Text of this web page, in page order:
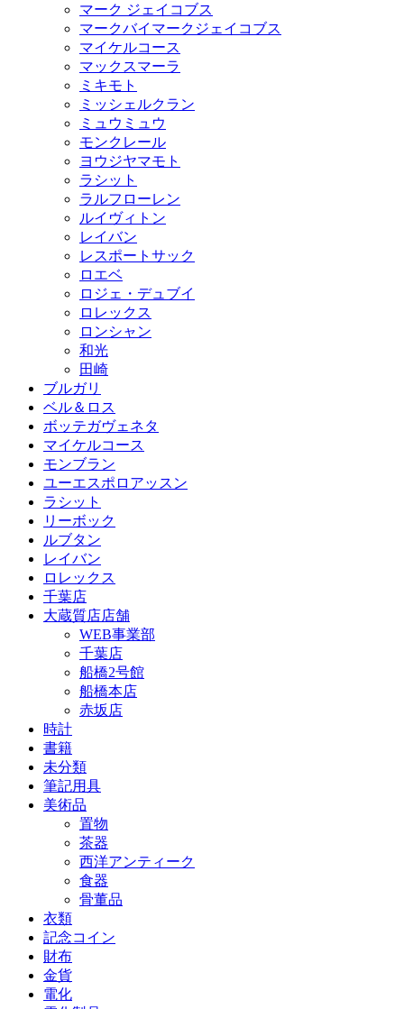
マーク ジェイコブス
マークバイマークジェイコブス
マイケルコース
マックスマーラ
ミキモト
ミッシェルクラン
ミュウミュウ
モンクレール
ヨウジヤマモト
ラシット
ラルフローレン
ルイヴィトン
レイバン
レスポートサック
ロエベ
ロジェ・デュブイ
ロレックス
ロンシャン
和光
田崎
ブルガリ
ベル＆ロス
ボッテガヴェネタ
マイケルコース
モンブラン
ユーエスポロアッスン
ラシット
リーボック
ルブタン
レイバン
ロレックス
千葉店
大蔵質店店舗
WEB事業部
千葉店
船橋2号館
船橋本店
赤坂店
時計
書籍
未分類
筆記用具
美術品
置物
茶器
西洋アンティーク
食器
骨董品
衣類
記念コイン
財布
金貨
電化